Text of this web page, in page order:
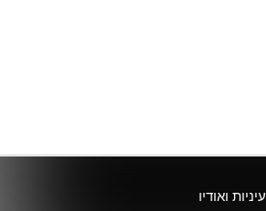
עיניות ואודיו